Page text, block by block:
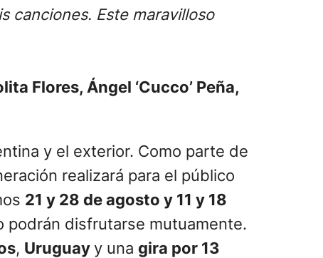
canciones. Este maravilloso
Flores, Ángel ‘Cucco’ Peña,
y el exterior. Como parte de
realizará para el público
21 y 28 de agosto y 11 y 18
podrán disfrutarse mutuamente.
, Uruguay y una gira por 13